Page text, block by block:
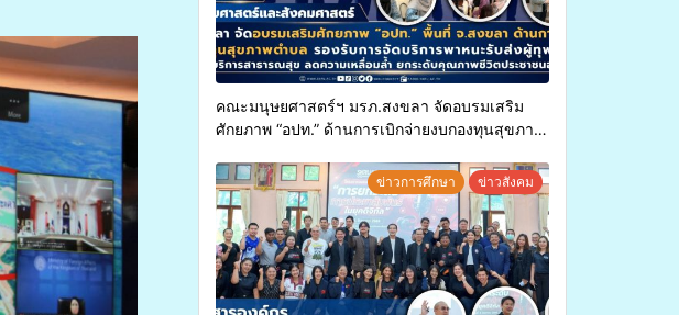
คณะมนุษยศาสตร์ฯ มรภ.สงขลา จัดอบรมเสริม
ศักยภาพ “อปท.” ด้านการเบิกจ่ายงบกองทุนสุขภาพ
ทุพพลภาพเพื่อเข้ารับบริการสาธารณสุข ลดความ
เหลื่อมล้ำ ยกระดับคุณภาพชีวิตประชาชนอย่าง
ยั่งยืน
ข่าวการศึกษา ข่าวสังคม